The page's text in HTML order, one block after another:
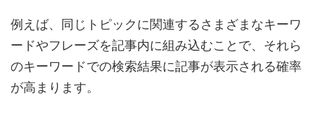
例えば、同じトピックに関連するさまざまなキーワ
ードやフレーズを記事内に組み込むことで、それら
のキーワードでの検索結果に記事が表示される確率
が高まります。